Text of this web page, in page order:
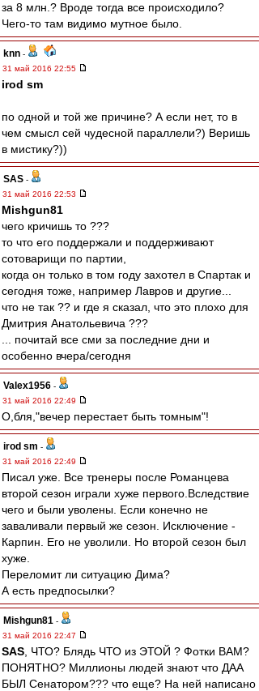
за 8 млн.? Вроде тогда все происходило?
Чего-то там видимо мутное было.
knn -
31 май 2016 22:55
irod sm
по одной и той же причине? А если нет, то в
чем смысл сей чудесной параллели?) Веришь
в мистику?))
SAS -
31 май 2016 22:53
Mishgun81
чего кричишь то ???
то что его поддержали и поддерживают
сотоварищи по партии,
когда он только в том году захотел в Спартак и
сегодня тоже, например Лавров и другие...
что не так ?? и где я сказал, что это плохо для
Дмитрия Анатольевича ???
... почитай все сми за последние дни и
особенно вчера/сегодня
Valex1956 -
31 май 2016 22:49
О,бля,"вечер перестает быть томным"!
irod sm -
31 май 2016 22:49
Писал уже. Все тренеры после Романцева
второй сезон играли хуже первого.Вследствие
чего и были уволены. Если конечно не
заваливали первый же сезон. Исключение -
Карпин. Его не уволили. Но второй сезон был
хуже.
Переломит ли ситуацию Дима?
А есть предпосылки?
Mishgun81 -
31 май 2016 22:47
SAS , ЧТО? Блядь ЧТО из ЭТОЙ ? Фотки ВАМ?
ПОНЯТНО? Миллионы людей знают что ДАА
БЫЛ Сенатором??? что еще? На ней написано